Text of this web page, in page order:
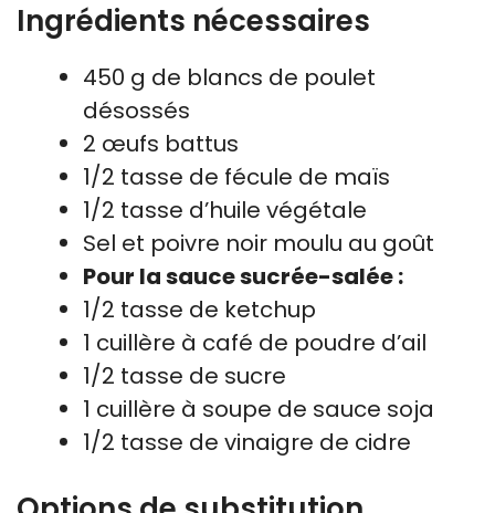
Ingrédients nécessaires
450 g de blancs de poulet
désossés
2 œufs battus
1/2 tasse de fécule de maïs
1/2 tasse d’huile végétale
Sel et poivre noir moulu au goût
Pour la sauce sucrée-salée :
1/2 tasse de ketchup
1 cuillère à café de poudre d’ail
1/2 tasse de sucre
1 cuillère à soupe de sauce soja
1/2 tasse de vinaigre de cidre